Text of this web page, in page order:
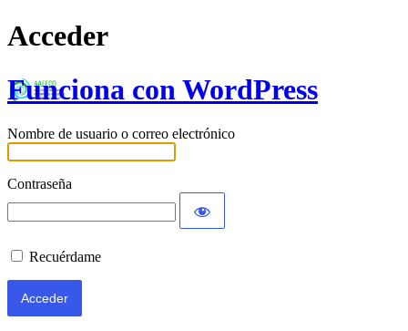
Acceder
Funciona con WordPress
Nombre de usuario o correo electrónico
Contraseña
Recuérdame